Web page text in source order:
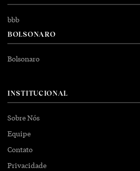
bbb
BOLSONARO
Bolsonaro
INSTITUCIONAL
Sobre Nós
Equipe
Contato
Privacidade